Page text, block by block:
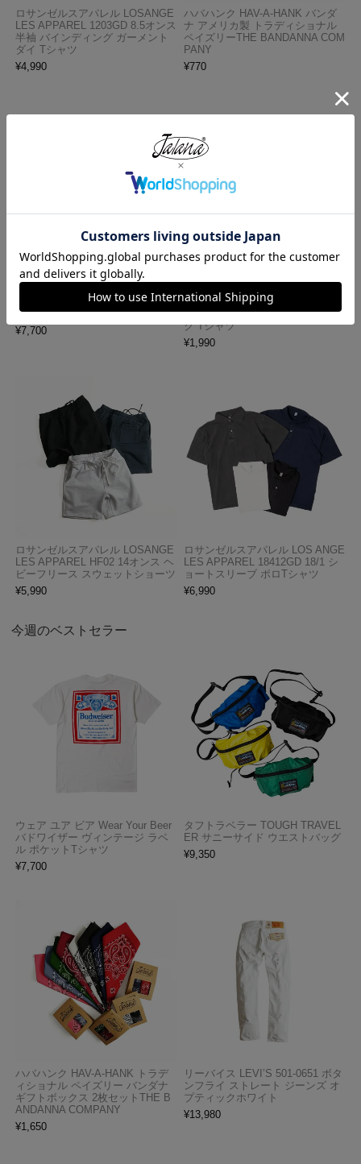
ロサンゼルスアパレル LOSANGE
LES APPAREL 1203GD 8.5オンス
半袖 バインディング ガーメント
ダイ Tシャツ
¥4,990
ハバハンク HAV-A-HANK バンダ
ナ アメリカ製 トラディショナル
ペイズリーTHE BANDANNA COM
PANY
¥770
レッドキャップ REDKAP #PT20
インダストリアル ワークパンツ
¥7,700
プロクラブ PRO CLUB ヘビーウ
ェイト コットン 半袖 クルーネッ
ク Tシャツ
¥1,990
ロサンゼルスアパレル LOSANGE
LES APPAREL HF02 14オンス ヘ
ビーフリース スウェットショーツ
¥5,990
ロサンゼルスアパレル LOS ANGE
LES APPAREL 18412GD 18/1 シ
ョートスリーブ ポロTシャツ
¥6,990
今週のベストセラー
ウェア ユア ビア Wear Your Beer
バドワイザー ヴィンテージ ラベ
ル ポケットTシャツ
¥7,700
タフトラベラー TOUGH TRAVEL
ER サニーサイド ウエストバッグ
¥9,350
ハバハンク HAV-A-HANK トラデ
ィショナル ペイズリー バンダナ
ギフトボックス 2枚セットTHE B
ANDANNA COMPANY
¥1,650
リーバイス LEVI’S 501-0651 ボタ
ンフライ ストレート ジーンズ オ
プティックホワイト
¥13,980